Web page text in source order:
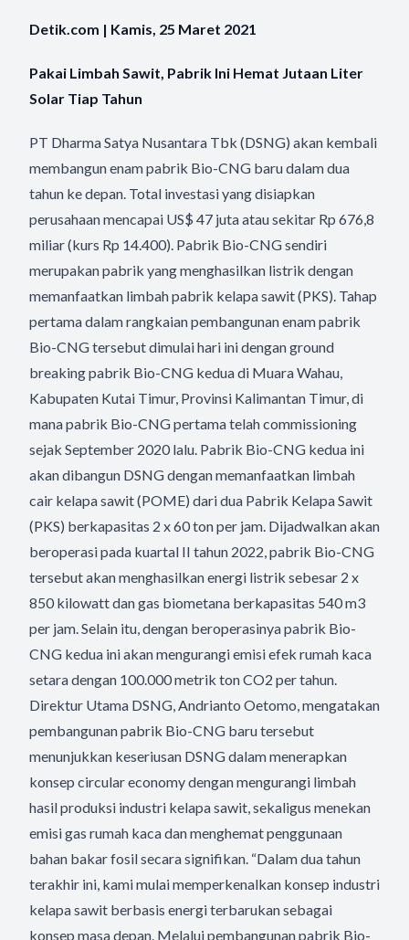
Detik.com | Kamis, 25 Maret 2021
Pakai Limbah Sawit, Pabrik Ini Hemat Jutaan Liter
Solar Tiap Tahun
PT Dharma Satya Nusantara Tbk (DSNG) akan kembali
membangun enam pabrik Bio-CNG baru dalam dua
tahun ke depan. Total investasi yang disiapkan
perusahaan mencapai US$ 47 juta atau sekitar Rp 676,8
miliar (kurs Rp 14.400). Pabrik Bio-CNG sendiri
merupakan pabrik yang menghasilkan listrik dengan
memanfaatkan limbah pabrik kelapa sawit (PKS). Tahap
pertama dalam rangkaian pembangunan enam pabrik
Bio-CNG tersebut dimulai hari ini dengan ground
breaking pabrik Bio-CNG kedua di Muara Wahau,
Kabupaten Kutai Timur, Provinsi Kalimantan Timur, di
mana pabrik Bio-CNG pertama telah commissioning
sejak September 2020 lalu. Pabrik Bio-CNG kedua ini
akan dibangun DSNG dengan memanfaatkan limbah
cair kelapa sawit (POME) dari dua Pabrik Kelapa Sawit
(PKS) berkapasitas 2 x 60 ton per jam. Dijadwalkan akan
beroperasi pada kuartal II tahun 2022, pabrik Bio-CNG
tersebut akan menghasilkan energi listrik sebesar 2 x
850 kilowatt dan gas biometana berkapasitas 540 m3
per jam. Selain itu, dengan beroperasinya pabrik Bio-
CNG kedua ini akan mengurangi emisi efek rumah kaca
setara dengan 100.000 metrik ton CO2 per tahun.
Direktur Utama DSNG, Andrianto Oetomo, mengatakan
pembangunan pabrik Bio-CNG baru tersebut
menunjukkan keseriusan DSNG dalam menerapkan
konsep circular economy dengan mengurangi limbah
hasil produksi industri kelapa sawit, sekaligus menekan
emisi gas rumah kaca dan menghemat penggunaan
bahan bakar fosil secara signifikan. “Dalam dua tahun
terakhir ini, kami mulai memperkenalkan konsep industri
kelapa sawit berbasis energi terbarukan sebagai
konsep masa depan. Melalui pembangunan pabrik Bio-